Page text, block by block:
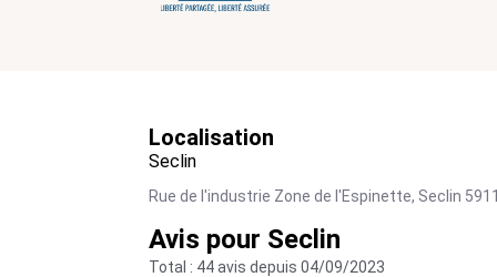
Localisation
Seclin
Rue de l'industrie Zone de l'Espinette, Seclin
Avis pour Seclin
Total : 44 avis depuis 04/09/2023